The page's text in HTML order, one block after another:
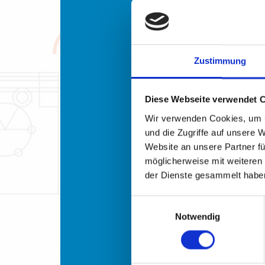
Zustimmung
Diese Webseite verwendet
Wir verwenden Cookies,
und die Zugriffe auf unsere
Website an unsere Partner
möglicherweise mit
der Dienste gesammelt
Notwendig
Apache
MS SQL-
Mongo-
GIT-